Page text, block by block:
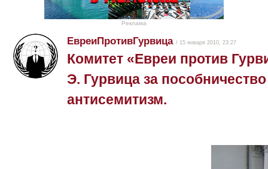
Реклама
ЕвреиПротивГурвица / 15 января 2010, 23:27
Комитет «Евреи против
Э. Гурвица за
антисемитизм.